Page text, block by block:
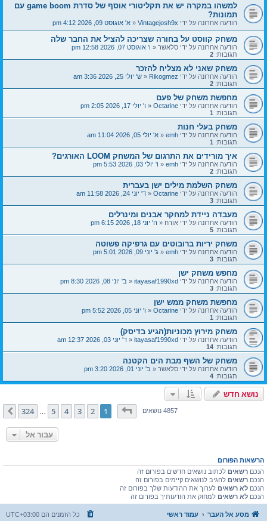
למשהו במקרה יש את תקליטורי אוסף של סדרת game boom עם
תמונות?
הודעה אחרונה על ידי Vintagejosh9x
«א' אוגוסט 09, 2026 4:12 pm
משחק קווסט על בחורה שצריכה להציל את החבר שלה
הודעה אחרונה על ידי סלאשר«ו' אוגוסט 07, 2026 12:58 pm
תגובות: 2
משחק שאני לא מצליח להזכר
הודעה אחרונה על ידי Rikogmez
«ש' יולי 25, 2026 3:36 am
תגובות: 2
מחפשת משחק של פעם
הודעה אחרונה על ידי Octarine
«ו' יולי 17, 2026 2:05 pm
תגובות: 1
משחק בעלי חנות
הודעה אחרונה על ידי emh
«א' יולי 05, 2026 11:04 am
תגובות: 1
איך מורידים את התרגום של המשחק LOOM האורגים?
הודעה אחרונה על ידי emh
«ו' יולי 03, 2026 5:53 pm
תגובות: 2
משחק השלמת מילים ישן בעברית
הודעה אחרונה על ידי Octarine
«ד' יוני 24, 2026 11:58 am
תגובות: 3
מעבדה ניידת למחקר אבנים ומינרלים
הודעה אחרונה על ידי אורח«ה' יוני 18, 2026 6:15 pm
תגובות: 5
משחק יריות ברובוטים עם גרפיקה פשוטה
הודעה אחרונה על ידי emh
«ג' יוני 09, 2026 5:01 pm
תגובות: 3
מחפש משחק ישן
הודעה אחרונה על ידי itayasaf1990xd
«ב' יוני 08, 2026 8:30 pm
תגובות: 3
מחפשת משחק ממש ישן
הודעה אחרונה על ידי Octarine
«ו' יוני 05, 2026 5:52 pm
תגובות: 1
משחק מירוץ מכוניות(הגיע בדיסק)
הודעה אחרונה על ידי itayasaf1990xd
«ד' יוני 03, 2026 12:37 am
תגובות: 14
משחק של השף מבת הים הקטנה
הודעה אחרונה על ידי סלאשר«ב' יוני 01, 2026 3:20 pm
תגובות: 4
נושא חדש
4857 נושאיםדף1מתוך 324
1
2
3
4
5
324 הבא
עבור אל
הרשאות הפורום
הנכם רשאיםלכתוב נושאים חדשים בפורום זה
הנכם רשאיםלהגיב לנושאים קיימים בפורום זה
הנכם לא רשאיםלערוך את ההודעות שלך בפורום זה
הנכם לא רשאיםלמחוק את הודעותיך בפורום זה
מסע אל העבר עמוד ראשי כל הזמנים הם UTC+03:00